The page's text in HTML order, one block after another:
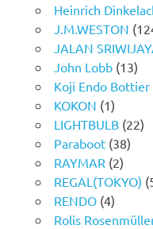
Heinrich
J.M.WESTON
JALAN
John Lobb(13)
Koji Endo Bottier
KOKON (1)
LIGHTBULB(22)
Paraboot(38)
RAYMAR (2)
REGAL(TOKYO)
RENDO(4)
Rolis